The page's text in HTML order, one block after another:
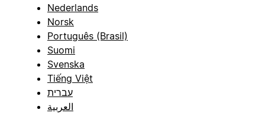
Nederlands
Norsk
Português (Brasil)
Suomi
Svenska
Tiếng Việt
עברית
العربية